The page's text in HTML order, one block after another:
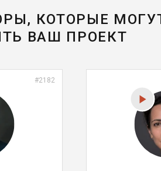
КОТОРЫЕ
ВАШ ПРОЕКТ
#2182